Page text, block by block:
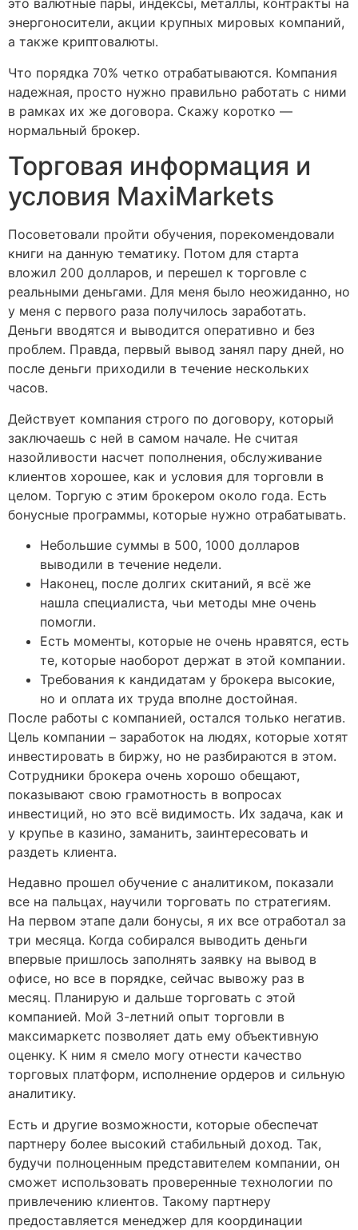
это валютные пары, индексы, металлы, контракты на
энергоносители, акции крупных мировых компаний,
а также криптовалюты.
Что порядка 70% четко отрабатываются. Компания
надежная, просто нужно правильно работать с ними
в рамках их же договора. Скажу коротко —
нормальный брокер.
Торговая информация и
условия MaxiMarkets
Посоветовали пройти обучения, порекомендовали
книги на данную тематику. Потом для старта
вложил 200 долларов, и перешел к торговле с
реальными деньгами. Для меня было неожиданно, но
у меня с первого раза получилось заработать.
Деньги вводятся и выводится оперативно и без
проблем. Правда, первый вывод занял пару дней, но
после деньги приходили в течение нескольких
часов.
Действует компания строго по договору, который
заключаешь с ней в самом начале. Не считая
назойливости насчет пополнения, обслуживание
клиентов хорошее, как и условия для торговли в
целом. Торгую с этим брокером около года. Есть
бонусные программы, которые нужно отрабатывать.
Небольшие суммы в 500, 1000 долларов
выводили в течение недели.
Наконец, после долгих скитаний, я всё же
нашла специалиста, чьи методы мне очень
помогли.
Есть моменты, которые не очень нравятся, есть
те, которые наоборот держат в этой компании.
Требования к кандидатам у брокера высокие,
но и оплата их труда вполне достойная.
После работы с компанией, остался только негатив.
Цель компании – заработок на людях, которые хотят
инвестировать в биржу, но не разбираются в этом.
Сотрудники брокера очень хорошо обещают,
показывают свою грамотность в вопросах
инвестиций, но это всё видимость. Их задача, как и
у крупье в казино, заманить, заинтересовать и
раздеть клиента.
Недавно прошел обучение с аналитиком, показали
все на пальцах, научили торговать по стратегиям.
На первом этапе дали бонусы, я их все отработал за
три месяца. Когда собирался выводить деньги
впервые пришлось заполнять заявку на вывод в
офисе, но все в порядке, сейчас вывожу раз в
месяц. Планирую и дальше торговать с этой
компанией. Мой 3-летний опыт торговли в
максимаркетс позволяет дать ему объективную
оценку. К ним я смело могу отнести качество
торговых платформ, исполнение ордеров и сильную
аналитику.
Есть и другие возможности, которые обеспечат
партнеру более высокий стабильный доход. Так,
будучи полноценным представителем компании, он
сможет использовать проверенные технологии по
привлечению клиентов. Такому партнеру
предоставляется менеджер для координации